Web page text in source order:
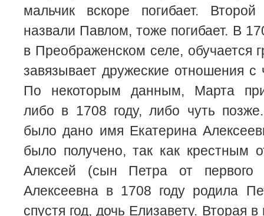
мальчик вскоре погибает. Второй
назвали Павлом, тоже погибает. В
в Преображенском селе, обучается
завязывает дружеские отношения
По некоторым данным, Марта
либо в 1708 году, либо чуть
было дано имя Екатерина
было получено, так как крестным
Алексей (сын Петра от первого
Алексеевна в 1708 году родила
спустя год, дочь Елизавету. Вторая